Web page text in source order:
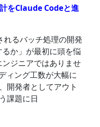
をClaude Codeと進
れるバッチ処理の開発
か」が最初に頭を悩
ジニアではありませ
ィング工数が大幅に
開発者としてアウト
課題に日